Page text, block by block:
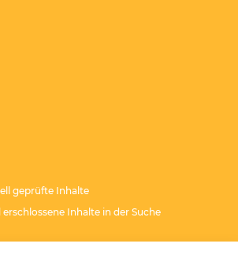
geprüfte Inhalte
erschlossene Inhalte in der Suche